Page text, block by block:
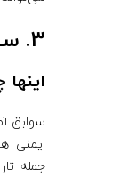
3. سوابق آموزشی
سوابق
ایمنی
جمله